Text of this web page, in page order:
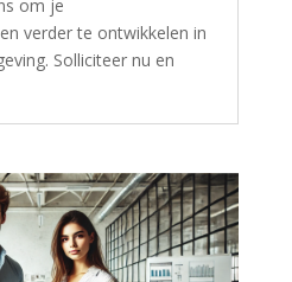
om je
verder te ontwikkelen in
Solliciteer nu en